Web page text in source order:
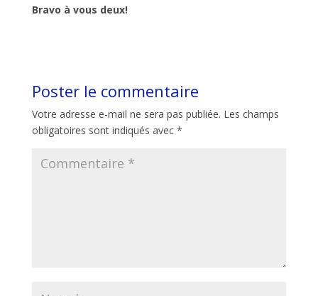
Bravo à vous deux!
Poster le commentaire
Votre adresse e-mail ne sera pas publiée. Les champs
obligatoires sont indiqués avec *